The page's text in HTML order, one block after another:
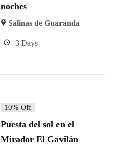
noches
Salinas de Guaranda
3 Days
10% Off
Puesta del sol en el
Mirador El Gavilán